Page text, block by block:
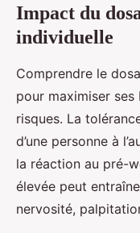
Impact du
individuelle
Comprendre le
pour maximiser
risques. La
d’une personne à
la réaction au pré-
élevée peut
nervosité,